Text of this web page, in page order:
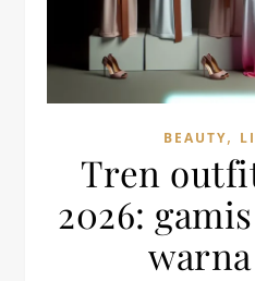
BEAUTY,
Tren
2026: